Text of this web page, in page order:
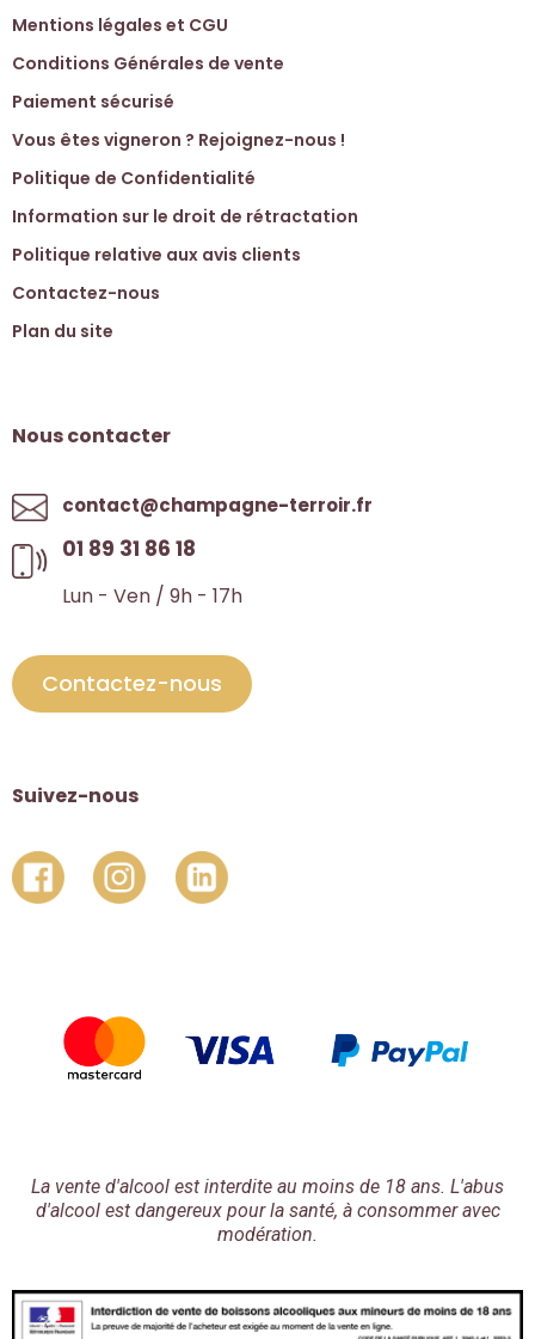
Mentions légales et CGU
Conditions Générales de vente
Paiement sécurisé
Vous êtes vigneron ? Rejoignez-nous !
Politique de Confidentialité
Information sur le droit de rétractation
Politique relative aux avis clients
Contactez-nous
Plan du site
Nous contacter
contact@champagne-terroir.fr
01 89 31 86 18
Lun - Ven / 9h - 17h
Contactez-nous
Suivez-nous
La vente d'alcool est interdite au moins de 18 ans. L'abus
d'alcool est dangereux pour la santé, à consommer avec
modération.